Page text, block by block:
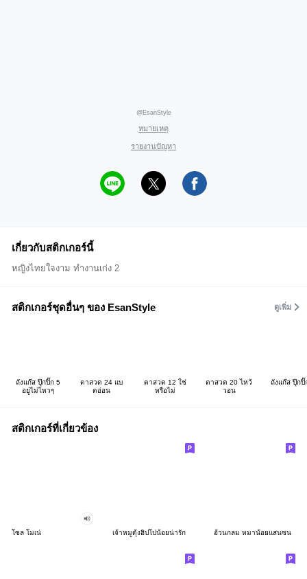
@EsanStyle
หมายเหตุ
รายงานปัญหา
เกี่ยวกับสติกเกอร์นี้
หญิงไทยใจงาม ทำงานเก่ง 2
สติกเกอร์ชุดอื่นๆ ของ EsanStyle ดูเพิ่ม
ถังแก๊ส ปุ๊กปิ๊ก 5
อยู่ไม่ไหวๆ
ตาสวด 24 แบ
ตอ่อน
ตาสวด 12 ใช่
หรือไม่
ตาสวด 20 ไหว้
วอน
ถังแก๊ส ปุ๊กปิ๊
สติกเกอร์ที่เกี่ยวข้อง
โซล โมเน่ เจ้าหมูดุ้งฮิปโปน้อยน่ารัก อ้วนกลม หมาน้อยแสนซน